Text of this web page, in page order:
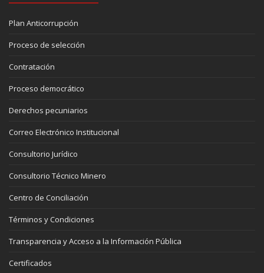
Plan Anticorrupción
Proceso de selección
Contratación
Proceso democrático
Derechos pecuniarios
Correo Electrónico Institucional
Consultorio Jurídico
Consultorio Técnico Minero
Centro de Conciliación
Términos y Condiciones
Transparencia y Acceso a la Información Pública
Certificados